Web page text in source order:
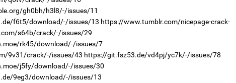
gh0bh/h3l8/-/issues/11
f6t5/download/-/issues/13 https://www.tumblr.com/nicepage-crack-
s64b/crack/-/issues/29
rk45/download/-/issues/7
9v31/crack/-/issues/43 https://git.fsz53.de/vd4pj/yc7k/-/issues/78
j5fy/download/-/issues/30
9eg3/download/-/issues/13